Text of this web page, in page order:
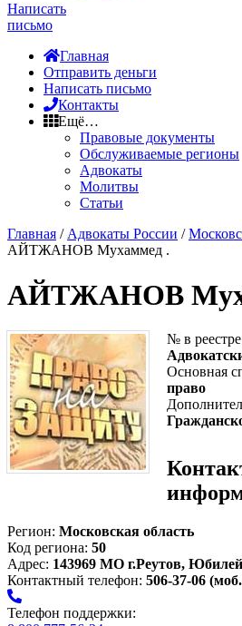
Написать
письмо
Главная
Отправить деньги
Написать письмо
Контакты
Ещё…
Правовые документы
Обслуживаемые регионы
Адвокаты
Молитвы
Статьи
Главная / Адвокаты России /
АЙТЖАНОВ Мухаммед .
АЙТЖАНОВ
№ в
Основная
право
Регион: Московская область
Код региона: 50
Адрес: 143969 МО г.Реутов,
Контактный телефон: 506-37-06
Телефон поддержки: